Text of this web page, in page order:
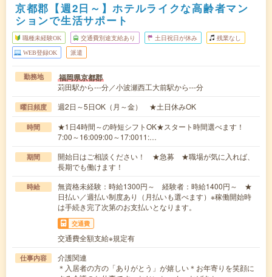
京都郡【週2日～】ホテルライクな高齢者マン
ションで生活サポート
職種未経験OK 交通費別途支給あり 土日祝日が休み 残業なし
WEB登録OK 派遣
勤務地 福岡県京都郡
苅田駅から---分／小波瀬西工大前駅から---分
曜日頻度 週2日～5日OK（月～金） ★土日休みOK
時間
★1日4時間～の時短シフトOK★スタート時間選べます！
7:00～16:009:00～17:0011:…
期間
開始日はご相談ください！ ★急募 ★職場が気に入れば、
長期でも働けます！
時給
無資格未経験：時給1300円～ 経験者：時給1400円～ ★
日払い／週払い制度あり（月払いも選べます）※稼働開始時
は手続き完了次第のお支払いとなります。
交通費
交通費全額支給※規定有
仕事内容
介護関連
＊入居者の方の「ありがとう」が嬉しい＊お年寄りを笑顔に